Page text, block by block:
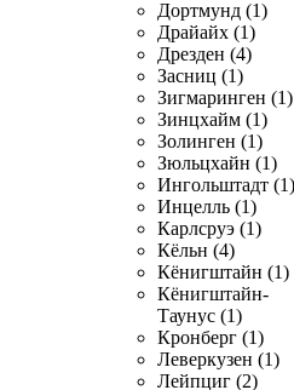
Дортмунд (1)
Драйайх (1)
Дрезден (4)
Засниц (1)
Зигмаринген (1)
Зинцхайм (1)
Золинген (1)
Зюльцхайн (1)
Ингольштадт (1)
Инцелль (1)
Карлсруэ (1)
Кёльн (4)
Кёнигштайн (1)
Кёнигштайн-
Таунус (1)
Кронберг (1)
Леверкузен (1)
Лейпциг (2)